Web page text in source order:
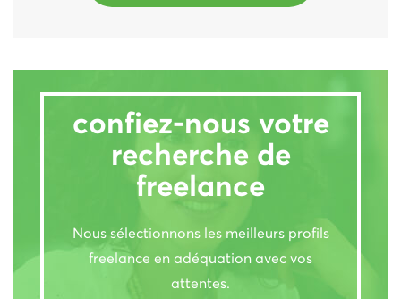
confiez-nous votre
recherche de
freelance
Nous sélectionnons les meilleurs profils
freelance en adéquation avec vos
attentes.